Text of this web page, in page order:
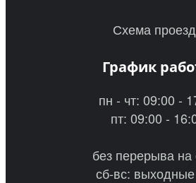
Схема
График
пн - чт: 09:00 -
пт: 09:00 -
без перерыва на
сб-вс: